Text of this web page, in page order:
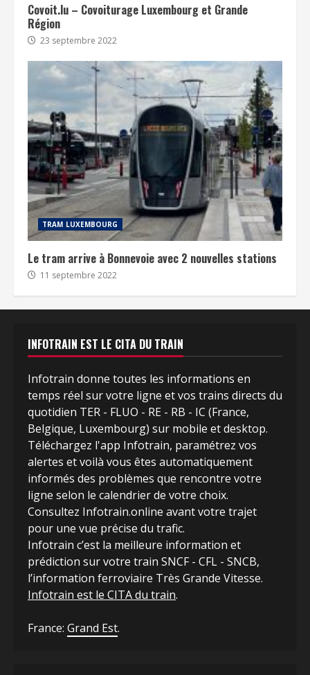
Covoit.lu – Covoiturage Luxembourg et Grande
Région
23 septembre 2022
TRAM LUXEMBOURG
Le tram arrive à Bonnevoie avec 2 nouvelles stations
11 septembre 2022
INFOTRAIN EST LE CITA DU TRAIN
Infotrain donne toutes les informations en
temps réel sur votre ligne et vos trains directs du
quotidien TER - FLUO - RE - RB - IC (France,
Belgique, Luxembourg) sur mobile et desktop.
Téléchargez l'app Infotrain, paramétrez vos
alertes et voilà vous êtes automatiquement
informés des problèmes que rencontre votre
ligne selon le calendrier de votre choix.
Consultez Infotrain.online avant votre trajet
pour une vue précise du trafic.
Infotrain c’est la meilleure information et
prédiction sur votre train SNCF - CFL - SNCB,
l’information ferroviaire Très Grande Vitesse.
Infotrain est le CITA du train.
France: Grand Est.